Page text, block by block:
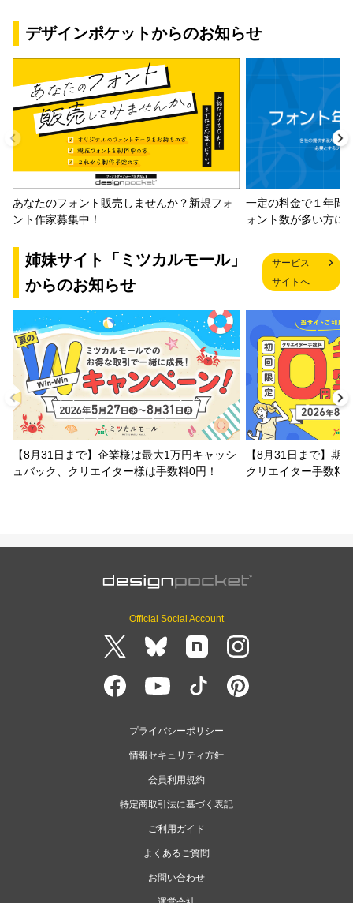
デザインポケットからのお知らせ
あなたのフォント販売しませんか？新規フォ
ント作家募集中！
一定の料金で１年間
ォント数が多い方に
姉妹サイト「ミツカルモール」
からのお知らせ
サービス
サイトへ
【8月31日まで】企業様は最大1万円キャッシ
ュバック、クリエイター様は手数料0円！
【8月31日まで】期
クリエイター手数料
Official Social Account
プライバシーポリシー
情報セキュリティ方針
会員利用規約
特定商取引法に基づく表記
ご利用ガイド
よくあるご質問
お問い合わせ